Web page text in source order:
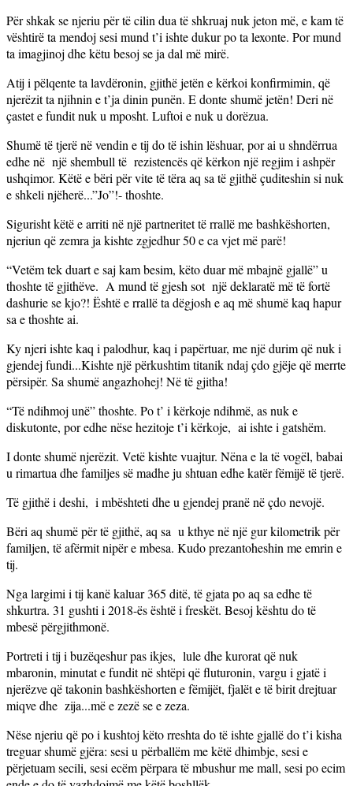
Për shkak se njeriu për të cilin dua të shkruaj nuk jeton më, e kam të
vështirë ta mendoj sesi mund t’i ishte dukur po ta lexonte. Por mund
ta imagjinoj dhe këtu besoj se ja dal më mirë.
Atij i pëlqente ta lavdëronin, gjithë jetën e kërkoi konfirmimin, që
njerëzit ta njihnin e t’ja dinin punën. E donte shumë jetën! Deri në
çastet e fundit nuk u mposht. Luftoi e nuk u dorëzua.
Shumë të tjerë në vendin e tij do të ishin lëshuar, por ai u shndërrua
edhe në një shembull të rezistencës që kërkon një regjim i ashpër
ushqimor. Këtë e bëri për vite të tëra aq sa të gjithë çuditeshin si nuk
e shkeli njëherë...”Jo”!- thoshte.
Sigurisht këtë e arriti në një partneritet të rrallë me bashkëshorten,
njeriun që zemra ja kishte zgjedhur 50 e ca vjet më parë!
“Vetëm tek duart e saj kam besim, këto duar më mbajnë gjallë” u
thoshte të gjithëve. A mund të gjesh sot një deklaratë më të fortë
dashurie se kjo?! Është e rrallë ta dëgjosh e aq më shumë kaq hapur
sa e thoshte ai.
Ky njeri ishte kaq i palodhur, kaq i papërtuar, me një durim që nuk i
gjendej fundi...Kishte një përkushtim titanik ndaj çdo gjëje që merrte
përsipër. Sa shumë angazhohej! Në të gjitha!
“Të ndihmoj unë” thoshte. Po t’ i kërkoje ndihmë, as nuk e
diskutonte, por edhe nëse hezitoje t’i kërkoje, ai ishte i gatshëm.
I donte shumë njerëzit. Vetë kishte vuajtur. Nëna e la të vogël, babai
u rimartua dhe familjes së madhe ju shtuan edhe katër fëmijë të tjerë.
Të gjithë i deshi, i mbështeti dhe u gjendej pranë në çdo nevojë.
Bëri aq shumë për të gjithë, aq sa u kthye në një gur kilometrik për
familjen, të afërmit nipër e mbesa. Kudo prezantoheshin me emrin e
tij.
Nga largimi i tij kanë kaluar 365 ditë, të gjata po aq sa edhe të
shkurtra. 31 gushti i 2018-ës është i freskët. Besoj kështu do të
mbesë përgjithmonë.
Portreti i tij i buzëqeshur pas ikjes, lule dhe kurorat që nuk
mbaronin, minutat e fundit në shtëpi që fluturonin, vargu i gjatë i
njerëzve që takonin bashkëshorten e fëmijët, fjalët e të birit drejtuar
miqve dhe zija...më e zezë se e zeza.
Nëse njeriu që po i kushtoj këto rreshta do të ishte gjallë do t’i kisha
treguar shumë gjëra: sesi u përballëm me këtë dhimbje, sesi e
përjetuam secili, sesi ecëm përpara të mbushur me mall, sesi po ecim